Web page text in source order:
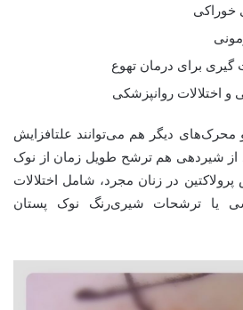
خوراکی
گیری برای درمان تهوع
اختلالات روانپزشکی
و محرک‌های دیگر هم می‌توانند علتافزایش
از شیردهی هم ترشح طویل زمان از نوک
در زنان مجرد، شامل اختلالات
یا ترشحات شیری‌رنگ نوک پستان